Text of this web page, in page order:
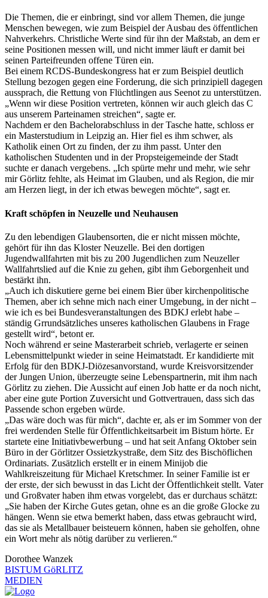
Die Themen, die er einbringt, sind vor allem Themen, die junge
Menschen bewegen, wie zum Beispiel der Ausbau des öffentlichen
Nahverkehrs. Christliche Werte sind für ihn der Maßstab, an dem er
seine Positionen messen will, und nicht immer läuft er damit bei
seinen Parteifreunden offene Türen ein.
Bei einem RCDS-Bundeskongress hat er zum Beispiel deutlich
Stellung bezogen gegen eine Forderung, die sich prinzipiell dagegen
aussprach, die Rettung von Flüchtlingen aus Seenot zu unterstützen.
„Wenn wir diese Position vertreten, können wir auch gleich das C
aus unserem Parteinamen streichen“, sagte er.
Nachdem er den Bachelorabschluss in der Tasche hatte, schloss er
ein Masterstudium in Leipzig an. Hier fiel es ihm schwer, als
Katholik einen Ort zu finden, der zu ihm passt. Unter den
katholischen Studenten und in der Propsteigemeinde der Stadt
suchte er danach vergebens. „Ich spürte mehr und mehr, wie sehr
mir Görlitz fehlte, als Heimat im Glauben, und als Region, die mir
am Herzen liegt, in der ich etwas bewegen möchte“, sagt er.
Kraft schöpfen in Neuzelle und Neuhausen
Zu den lebendigen Glaubensorten, die er nicht missen möchte,
gehört für ihn das Kloster Neuzelle. Bei den dortigen
Jugendwallfahrten mit bis zu 200 Jugendlichen zum Neuzeller
Wallfahrtslied auf die Knie zu gehen, gibt ihm Geborgenheit und
bestärkt ihn.
„Auch ich diskutiere gerne bei einem Bier über kirchenpolitische
Themen, aber ich sehne mich nach einer Umgebung, in der nicht –
wie ich es bei Bundesveranstaltungen des BDKJ erlebt habe –
ständig Grrundsätzliches unseres katholischen Glaubens in Frage
gestellt wird“, betont er.
Noch während er seine Masterarbeit schrieb, verlagerte er seinen
Lebensmittelpunkt wieder in seine Heimatstadt. Er kandidierte mit
Erfolg für den BDKJ-Diözesanvorstand, wurde Kreisvorsitzender
der Jungen Union, überzeugte seine Lebenspartnerin, mit ihm nach
Görlitz zu ziehen. Die Aussicht auf einen Job hatte er da noch nicht,
aber eine gute Portion Zuversicht und Gottvertrauen, dass sich das
Passende schon ergeben würde.
„Das wäre doch was für mich“, dachte er, als er im Sommer von der
frei werdenden Stelle für Öffentlichkeitsarbeit im Bistum hörte. Er
startete eine Initiativbewerbung – und hat seit Anfang Oktober sein
Büro in der Görlitzer Ossietzkystraße, dem Sitz des Bischöflichen
Ordinariats. Zusätzlich erstellt er in einem Minijob die
Wahlkreiszeitung für Michael Kretschmer. In seiner Familie ist er
der erste, der sich bewusst in das Licht der Öffentlichkeit stellt. Vater
und Großvater haben ihm etwas vorgelebt, das er durchaus schätzt:
„Sie haben der Kirche Gutes getan, ohne es an die große Glocke zu
hängen. Wenn sie etwa bemerkt haben, dass etwas gebraucht wird,
das sie als Metallbauer beisteuern können, haben sie geholfen, ohne
ein Wort mehr als nötig darüber zu verlieren.“
Dorothee Wanzek
BISTUM GöRLITZ
MEDIEN